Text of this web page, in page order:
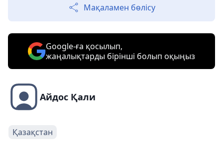
Мақаламен бөлісу
Google-ға қосылып,
жаңалықтарды бірінші болып оқыңыз
Айдос Қали
Қазақстан